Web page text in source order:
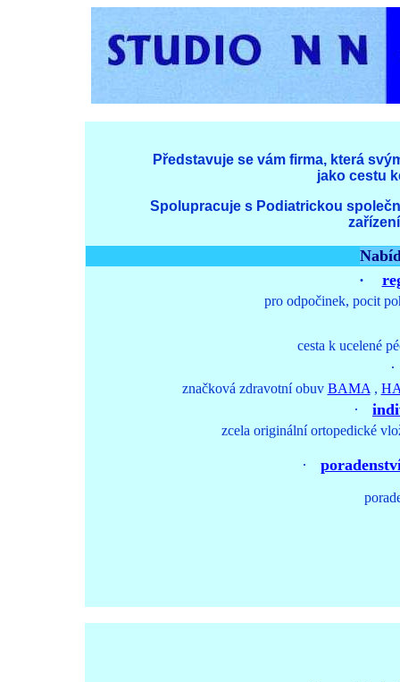
Představuje se vám firma, která
jako cestu
Spolupracuje s Podiatrickou
·
pro odpočinek, pocit
cesta k ucelené
·
značková zdravotní obuv BAMA ,
·
zcela originální ortopedické
·